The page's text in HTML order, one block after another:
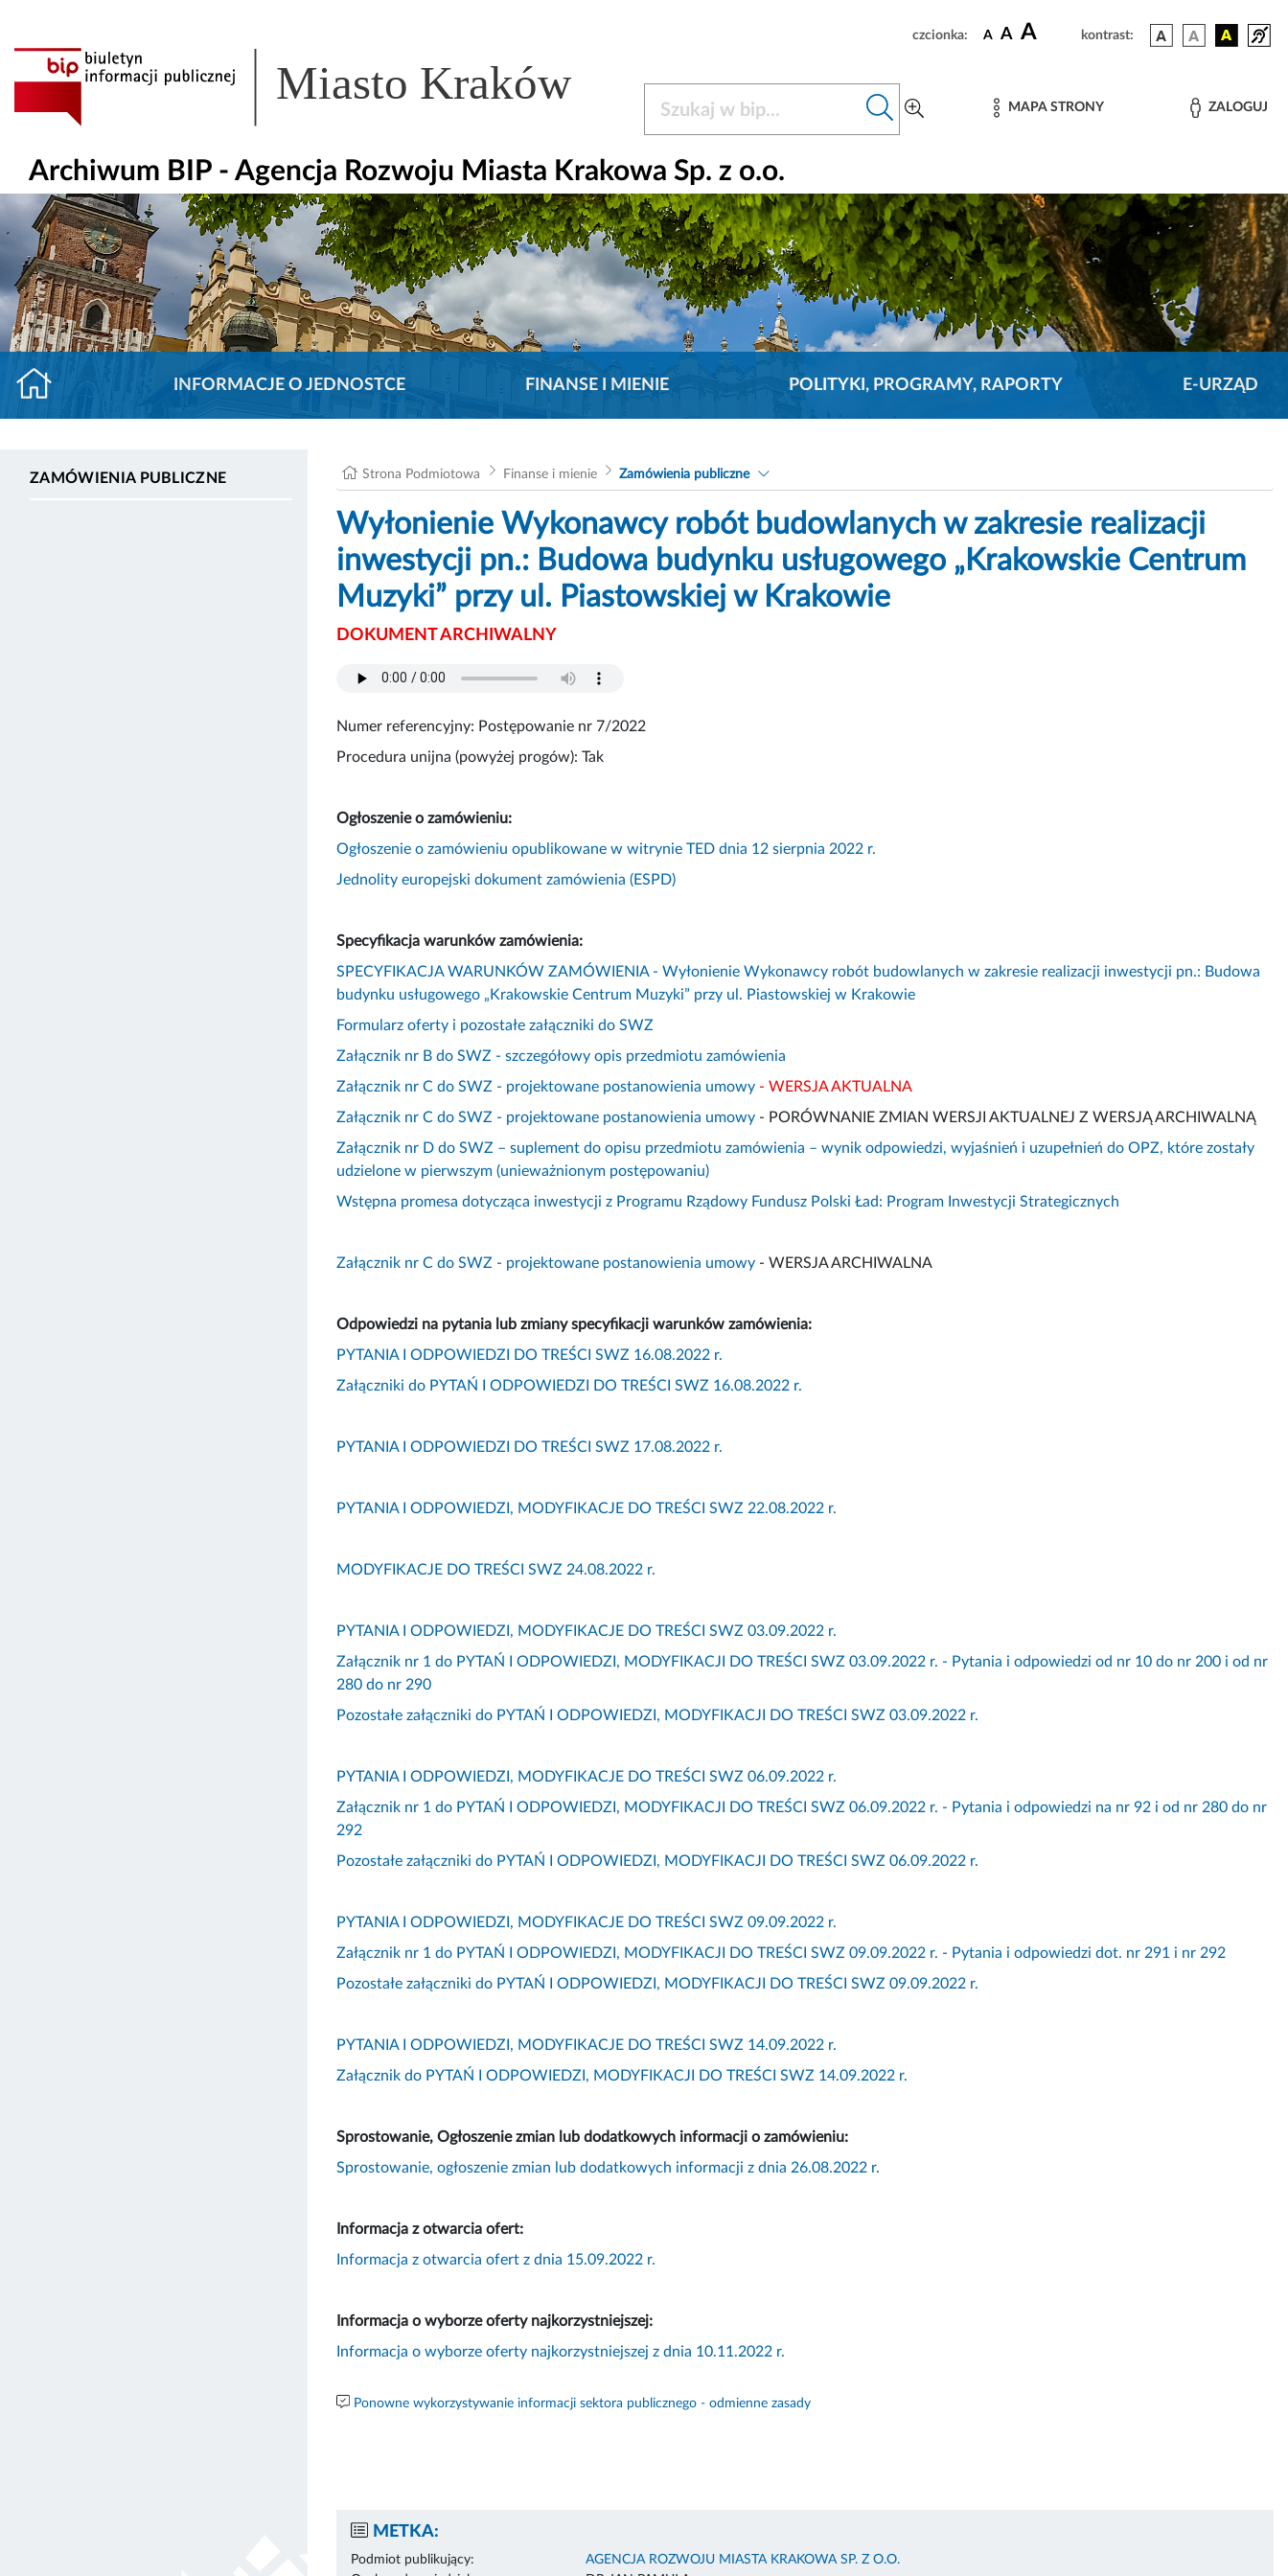
czcionka: A A A kontrast:
Miasto Kraków MAPA STRONY ZALOGUJ
Archiwum BIP - Agencja Rozwoju Miasta Krakowa Sp. z o.o.
INFORMACJE O JEDNOSTCE FINANSE I MIENIE POLITYKI, PROGRAMY, RAPORTY E-URZĄD
ZAMÓWIENIA PUBLICZNE Strona Podmiotowa Finanse i mienie Zamówienia publiczne
Wyłonienie Wykonawcy robót budowlanych w zakresie realizacji
inwestycji pn.: Budowa budynku usługowego „Krakowskie Centrum
Muzyki” przy ul. Piastowskiej w Krakowie
DOKUMENT ARCHIWALNY
Numer referencyjny: Postępowanie nr 7/2022
Procedura unijna (powyżej progów): Tak
Ogłoszenie o zamówieniu:
Ogłoszenie o zamówieniu opublikowane w witrynie TED dnia 12 sierpnia 2022 r.
Jednolity europejski dokument zamówienia (ESPD)
Specyfikacja warunków zamówienia:
SPECYFIKACJA WARUNKÓW ZAMÓWIENIA - Wyłonienie Wykonawcy robót budowlanych w zakresie realizacji inwestycji pn.: Budowa
budynku usługowego „Krakowskie Centrum Muzyki” przy ul. Piastowskiej w Krakowie
Formularz oferty i pozostałe załączniki do SWZ
Załącznik nr B do SWZ - szczegółowy opis przedmiotu zamówienia
Załącznik nr C do SWZ - projektowane postanowienia umowy - WERSJA AKTUALNA
Załącznik nr C do SWZ - projektowane postanowienia umowy - PORÓWNANIE ZMIAN WERSJI AKTUALNEJ Z WERSJĄ ARCHIWALNĄ
Załącznik nr D do SWZ – suplement do opisu przedmiotu zamówienia – wynik odpowiedzi, wyjaśnień i uzupełnień do OPZ, które zostały
udzielone w pierwszym (unieważnionym postępowaniu)
Wstępna promesa dotycząca inwestycji z Programu Rządowy Fundusz Polski Ład: Program Inwestycji Strategicznych
Załącznik nr C do SWZ - projektowane postanowienia umowy - WERSJA ARCHIWALNA
Odpowiedzi na pytania lub zmiany specyfikacji warunków zamówienia:
PYTANIA I ODPOWIEDZI DO TREŚCI SWZ 16.08.2022 r.
Załączniki do PYTAŃ I ODPOWIEDZI DO TREŚCI SWZ 16.08.2022 r.
PYTANIA I ODPOWIEDZI DO TREŚCI SWZ 17.08.2022 r.
PYTANIA I ODPOWIEDZI, MODYFIKACJE DO TREŚCI SWZ 22.08.2022 r.
MODYFIKACJE DO TREŚCI SWZ 24.08.2022 r.
PYTANIA I ODPOWIEDZI, MODYFIKACJE DO TREŚCI SWZ 03.09.2022 r.
Załącznik nr 1 do PYTAŃ I ODPOWIEDZI, MODYFIKACJI DO TREŚCI SWZ 03.09.2022 r. - Pytania i odpowiedzi od nr 10 do nr 200 i od nr
280 do nr 290
Pozostałe załączniki do PYTAŃ I ODPOWIEDZI, MODYFIKACJI DO TREŚCI SWZ 03.09.2022 r.
PYTANIA I ODPOWIEDZI, MODYFIKACJE DO TREŚCI SWZ 06.09.2022 r.
Załącznik nr 1 do PYTAŃ I ODPOWIEDZI, MODYFIKACJI DO TREŚCI SWZ 06.09.2022 r. - Pytania i odpowiedzi na nr 92 i od nr 280 do nr
292
Pozostałe załączniki do PYTAŃ I ODPOWIEDZI, MODYFIKACJI DO TREŚCI SWZ 06.09.2022 r.
PYTANIA I ODPOWIEDZI, MODYFIKACJE DO TREŚCI SWZ 09.09.2022 r.
Załącznik nr 1 do PYTAŃ I ODPOWIEDZI, MODYFIKACJI DO TREŚCI SWZ 09.09.2022 r. - Pytania i odpowiedzi dot. nr 291 i nr 292
Pozostałe załączniki do PYTAŃ I ODPOWIEDZI, MODYFIKACJI DO TREŚCI SWZ 09.09.2022 r.
PYTANIA I ODPOWIEDZI, MODYFIKACJE DO TREŚCI SWZ 14.09.2022 r.
Załącznik do PYTAŃ I ODPOWIEDZI, MODYFIKACJI DO TREŚCI SWZ 14.09.2022 r.
Sprostowanie, Ogłoszenie zmian lub dodatkowych informacji o zamówieniu:
Sprostowanie, ogłoszenie zmian lub dodatkowych informacji z dnia 26.08.2022 r.
Informacja z otwarcia ofert:
Informacja z otwarcia ofert z dnia 15.09.2022 r.
Informacja o wyborze oferty najkorzystniejszej:
Informacja o wyborze oferty najkorzystniejszej z dnia 10.11.2022 r.
Ponowne wykorzystywanie informacji sektora publicznego - odmienne zasady
METKA:
Podmiot publikujący:
AGENCJA ROZWOJU MIASTA KRAKOWA SP. Z O.O.